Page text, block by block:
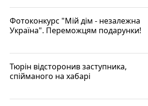
Фотоконкурс "Мій дім - незалежна
Україна". Переможцям подарунки!
Тюрін відсторонив заступника,
спійманого на хабарі